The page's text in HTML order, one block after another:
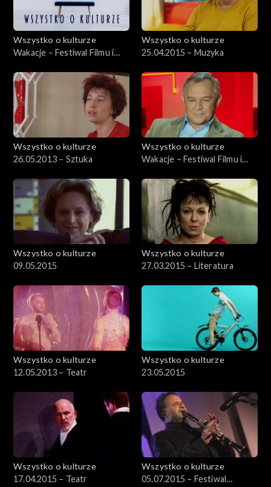
Wszystko o kulturze
Wakacje – Festiwal Filmu i
1.08.2012
Wszystko o kulturze
25.04.2015 – Muzyka
Wszystko o kulturze
26.05.2013 – Sztuka
Wszystko o kulturze
Wakacje – Festiwal Filmu i
29.07.2012, cz.2
Wszystko o kulturze
09.05.2015
Wszystko o kulturze
27.03.2015 – Literatura
Wszystko o kulturze
12.05.2013 – Teatr
Wszystko o kulturze
23.05.2015
Wszystko o kulturze
17.04.2015 – Teatr
Wszystko o kulturze
05.07.2015 – Festiwal